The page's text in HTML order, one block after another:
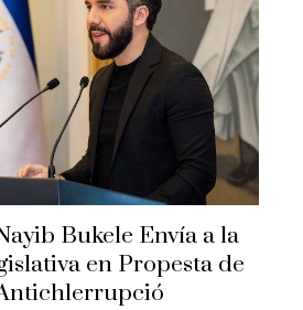
Bukele Envía a la
en Propesta de